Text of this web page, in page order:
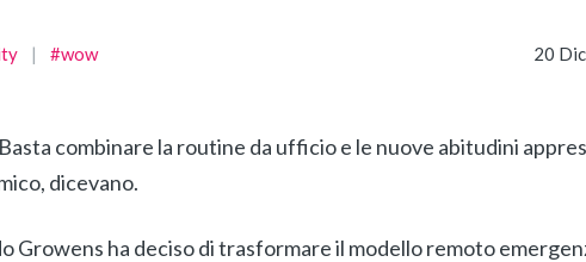
| #wow 20
combinare la routine da ufficio e le nuove abitudini
dicevano.
Growens ha deciso di trasformare il modello remoto